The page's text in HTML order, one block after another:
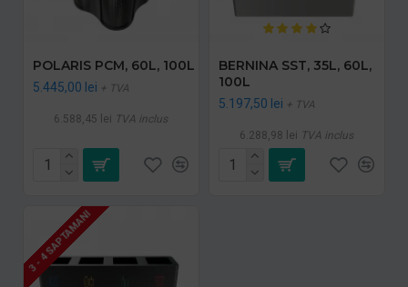
POLARIS PCM, 60L, 100L
5.445,00 lei + TVA
6.588,45 lei TVA inclus
BERNINA SST, 35L, 60L,
100L
5.197,50 lei + TVA
6.288,98 lei TVA inclus
3 - 4 SAPTAMANI